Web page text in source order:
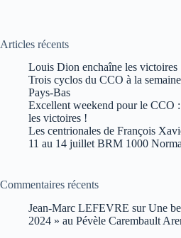
Articles récents
Louis Dion enchaîne les victoires
Trois cyclos du CCO à la
Pays-Bas
Excellent weekend pour le CCO
les victoires !
Les centrionales de François
11 au 14 juillet BRM 1000
Commentaires récents
Jean-Marc LEFEVRE surUne
2024 » au Pévèle Carembault